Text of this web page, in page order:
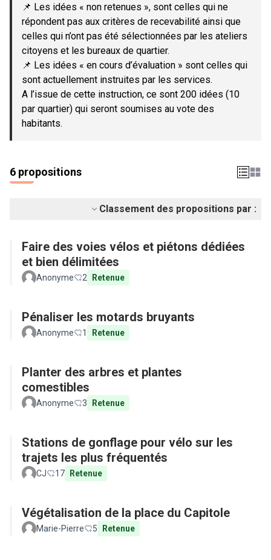
📌 Les idées « non retenues », sont celles qui ne
répondent pas aux critères de recevabilité ainsi que
celles qui n’ont pas été sélectionnées par les ateliers
citoyens et les bureaux de quartier.
📌 Les idées « en cours d’évaluation » sont celles qui
sont actuellement instruites par les services.
A l’issue de cette instruction, ce sont 200 idées (10
par quartier) qui seront soumises au vote des
habitants.
6 propositions
Classement des propositions par :
Faire des voies vélos et piétons dédiées
et bien délimitées
Anonyme 2 Retenue
Pénaliser les motards bruyants
Anonyme 1 Retenue
Planter des arbres et plantes
comestibles
Anonyme 3 Retenue
Stations de gonflage pour vélo sur les
trajets les plus fréquentés
CJ 17 Retenue
Végétalisation de la place du Capitole
Marie-Pierre 5 Retenue